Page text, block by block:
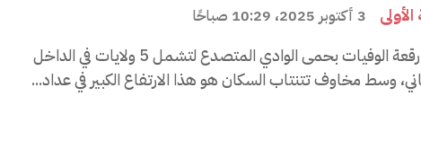
3 أكتوبر 2025، 10:29 صباحًا
اتسعت رقعة الوفيات بحمى الوادي المتصدع لتشمل 5 ولايات في الداخل
وسط مخاوف تتنتاب السكان هو هذا الارتفاع الكبير في عداد...